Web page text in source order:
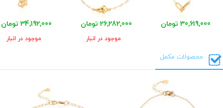
30,619,000 تومان 26,282,000 تومان
موجود در انبار
34,192,000 تومان
موجود در انبار
محصولات مکمل